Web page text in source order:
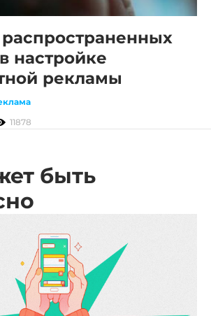
настройке
рекламы
11878
быть